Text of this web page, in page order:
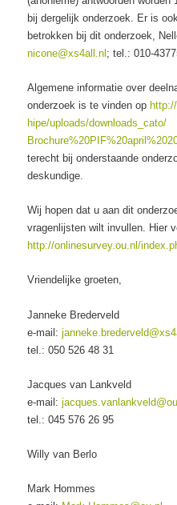
bij dergelijk onderzoek. Er is
betrokken bij dit onderzoek,
nicone@xs4all.nl ; tel.: 010-
Algemene informatie over
onderzoek is te vinden op
hipe/uploads/downloads_cato/
terecht bij onderstaande
deskundige.
Wij hopen dat u aan dit
vragenlijsten wilt invullen. Hier
http://onlinesurvey.ou.nl/
Vriendelijke groeten,
Janneke Brederveld
e-mail:
tel.: 050 526 48 31
Jacques van Lankveld
e-mail:
tel.: 045 576 26 95
Willy van Berlo
Mark Hommes